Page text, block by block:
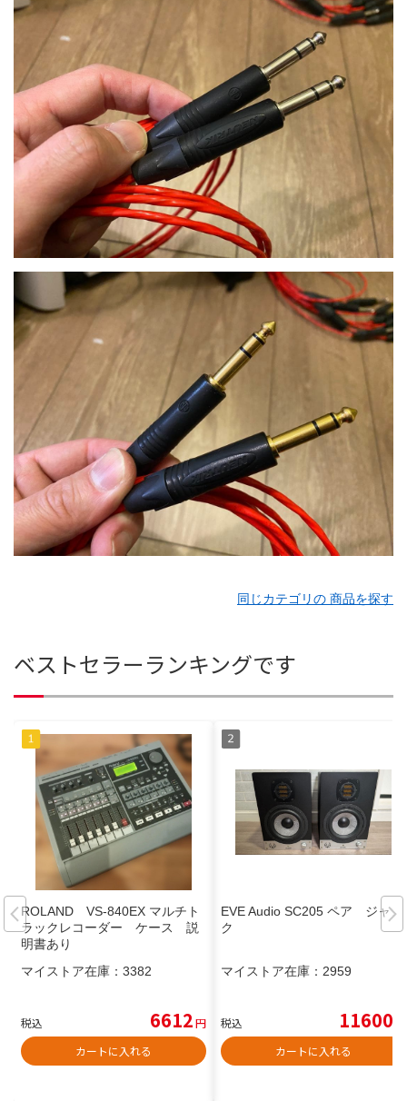
同じカテゴリの 商品を探す
ベストセラーランキングです
ROLAND VS-840EX マルチト
ラックレコーダー ケース 説
明書あり
マイストア在庫： 3382
税込 6612円
カートに入れる
EVE Audio SC205 ペア ジャン
ク
マイストア在庫： 2959
税込 11600
カートに入れる